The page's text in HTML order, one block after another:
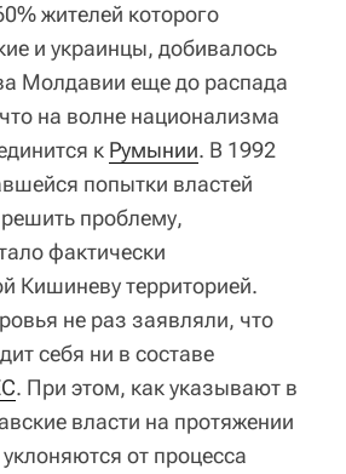
жителей которого
и украинцы, добивалось
Молдавии еще до распада
на волне национализма
к Румынии. В 1992
попытки властей
проблему,
фактически
Кишиневу территорией.
не раз заявляли, что
себя ни в составе
. При этом, как указывают в
власти на протяжении
от процесса